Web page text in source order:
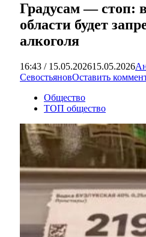
Градусам — стоп:
области будет
алкоголя
16:43 / 15.05.202615.05.2026
СевостьяновОставить
Общество
ТОП общество